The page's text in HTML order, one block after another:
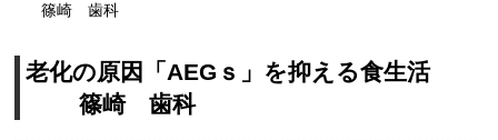
篠崎 歯科
老化の原因「AEGｓ」を抑える食生活
篠崎 歯科